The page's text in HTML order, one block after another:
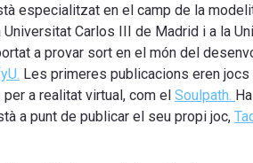
especialitzat en el camp de la
Universitat Carlos III de Madrid i a la
a provar sort en el món del
Les primeres publicacions eren
a realitat virtual, com el Soulpath.
a punt de publicar el seu propi joc,